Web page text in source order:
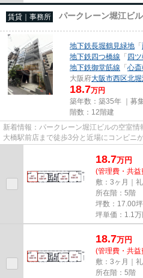
賃貸｜事務所 パークレーン堀江ビル
地下鉄長堀鶴見緑地 「
地下鉄四つ橋線 「四
地下鉄御堂筋線 「心
大阪府大阪市西区北堀
18.7万円
築年数：築35年 ｜募
階数：12階建
新着情報：パークレーン堀江ビルの空室
大橋駅前店まで徒歩3分と近場にコンビニ
離は300mです。周辺には、徒...
18.7万円
(管理費・共益
敷：3ヶ月｜
所在階：5階
坪数：17.00
坪単価： 1.1 万
18.7万円
(管理費・共益
敷：3ヶ月｜
所在階：5階